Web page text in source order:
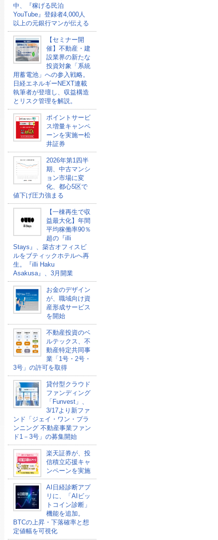
中、『稼げる民泊
YouTube』登録者4,000人
以上の元銀行マンが伝える
【セミナー開
催】不動産・建
設業界の新たな
投資対象「系統
用蓄電池」への参入戦略。
日経エネルギーNEXT連載
執筆者が登壇し、収益構造
とリスク管理を解説。
ポイントサービ
ス増量キャンペ
ーンを実施ー松
井証券
2026年第1四半
期、中古マンシ
ョン市場に変
化、都心5区で
値下げ圧力強まる
【一棟再生で収
益最大化】年間
平均稼働率90％
超の『illi
Stays』、築古オフィスビ
ルをブティックホテルへ再
生。『illi Haku
Asakusa』、3月開業
お金のデザイン
が、職域向け資
産形成サービス
を開始
不動産投資のベ
ルテックス、不
動産特定共同事
業「1号・2号・
3号」の許可を取得
貸付型クラウド
ファンディング
「Funvest」、
3/17より新ファ
ンド「ジェイ・ワン・プラ
ンニング 不動産事業ファン
ド1－3号」の募集開始
楽天証券が、投
信積立応援キャ
ンペーンを実施
AI日経診断アプ
リに、「AIビッ
トコイン診断」
機能を追加。
BTCの上昇・下落確率と想
定値幅を可視化